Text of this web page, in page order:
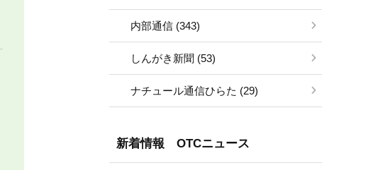
内部通信 (343)
しんがき新聞 (53)
ナチュール通信ひらた (29)
新着情報 OTCニュース